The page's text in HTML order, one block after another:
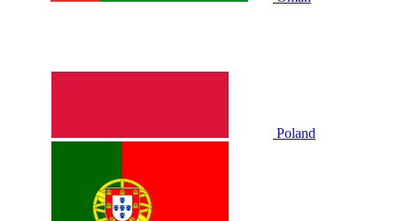
Poland